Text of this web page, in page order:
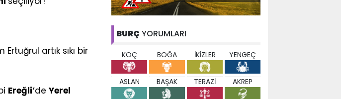
artık sıkı bir
Ereğli’de Yerel
BURÇ YORUMLARI
KOÇ BOĞA İKİZLER YENGEÇ
ASLAN BAŞAK TERAZİ AKREP